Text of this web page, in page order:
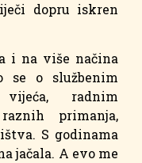
dopru iskren
i na više načina
se o službenim
vijeća, radnim
primanja,
S godinama
jačala. A evo me